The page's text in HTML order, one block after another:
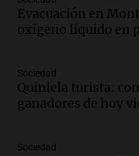
Congreso y
oxígeno en
Audio.
Río
y llega avión
brigada aérea
Episodios
Evacuación en
oxígeno líquido en
Sociedad
Quiniela turista:
ganadores de hoy
Sociedad